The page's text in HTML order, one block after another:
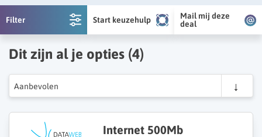
Filter Start keuzehulp
Mail mij deze
deal
Dit zijn al je opties (4)
Aanbevolen
Internet 500Mb